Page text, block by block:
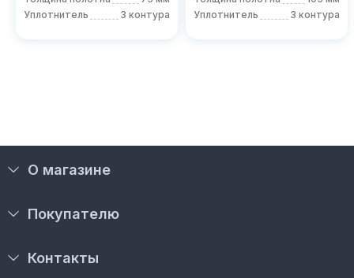
Уплотнитель
3 контура
Уплотнитель
3 контура
О магазине
Покупателю
Контакты